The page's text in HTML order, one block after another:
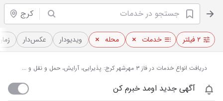
کرج
۲ فیلتر خدمات محله ویدیو‌دار عکس‌دار
دریافت انواع خدمات در فاز ۳ مهرشهر کرج: پذیرایی، آرایش، حمل و نقل و ...
آگهی جدید اومد خبرم کن